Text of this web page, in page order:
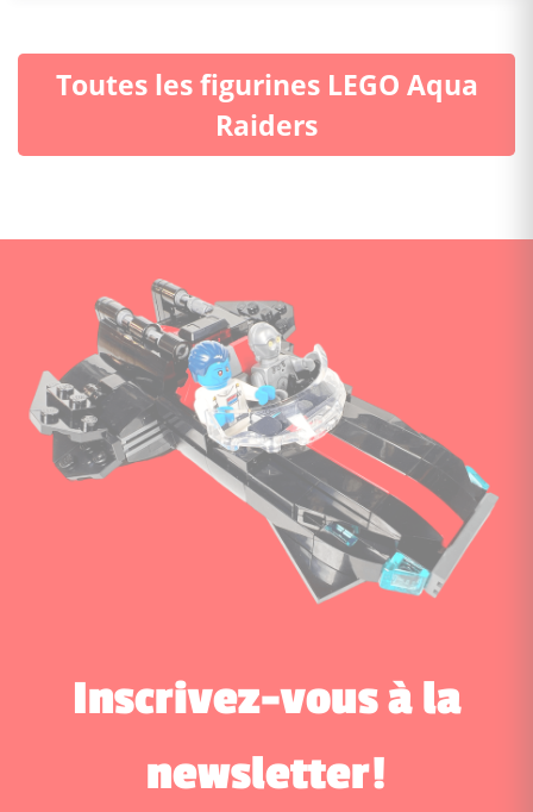
Toutes les figurines LEGO Aqua
Raiders
Inscrivez-vous à la
newsletter!